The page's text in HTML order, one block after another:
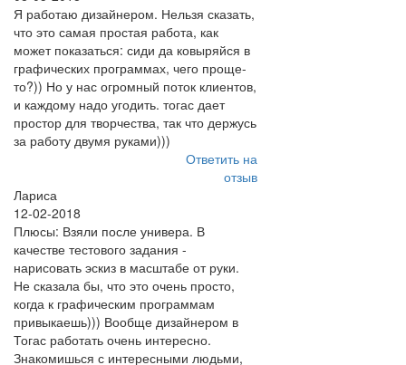
Я работаю дизайнером. Нельзя сказать,
что это самая простая работа, как
может показаться: сиди да ковыряйся в
графических программах, чего проще-
то?)) Но у нас огромный поток клиентов,
и каждому надо угодить. тогас дает
простор для творчества, так что держусь
за работу двумя руками)))
Ответить на
отзыв
Лариса
12-02-2018
Плюсы: Взяли после универа. В
качестве тестового задания -
нарисовать эскиз в масштабе от руки.
Не сказала бы, что это очень просто,
когда к графическим программам
привыкаешь))) Вообще дизайнером в
Тогас работать очень интересно.
Знакомишься с интересными людьми,